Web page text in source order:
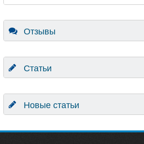
Отзывы
Статьи
Новые статьи